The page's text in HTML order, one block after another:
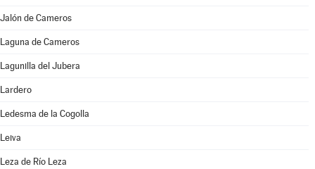
Jalón de Cameros
Laguna de Cameros
Lagunilla del Jubera
Lardero
Ledesma de la Cogolla
Leiva
Leza de Río Leza